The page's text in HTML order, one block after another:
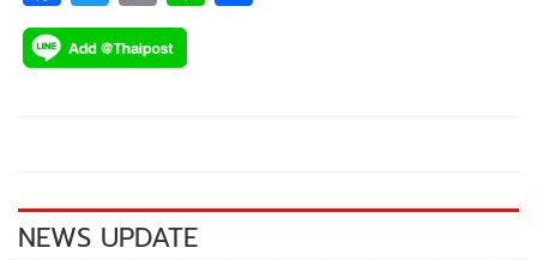
ac
e
k
wi
tt
o
p
k
NEWS UPDATE